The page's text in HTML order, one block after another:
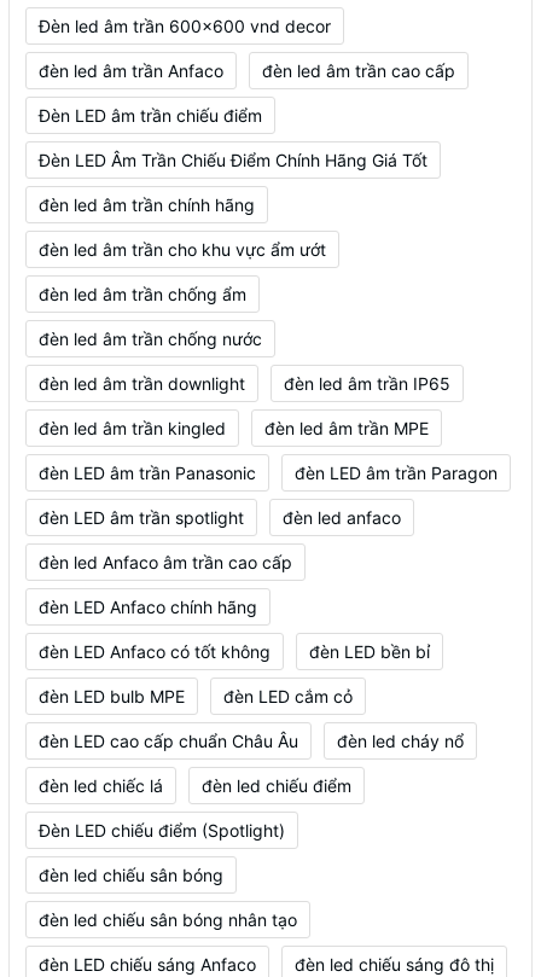
Đèn led âm trần 600x600 vnd decor
đèn led âm trần Anfaco đèn led âm trần cao cấp
Đèn LED âm trần chiếu điểm
Đèn LED Âm Trần Chiếu Điểm Chính Hãng Giá Tốt
đèn led âm trần chính hãng
đèn led âm trần cho khu vực ẩm ướt
đèn led âm trần chống ẩm
đèn led âm trần chống nước
đèn led âm trần downlight đèn led âm trần IP65
đèn led âm trần kingled đèn led âm trần MPE
đèn LED âm trần Panasonic đèn LED âm trần Paragon
đèn LED âm trần spotlight đèn led anfaco
đèn led Anfaco âm trần cao cấp
đèn LED Anfaco chính hãng
đèn LED Anfaco có tốt không đèn LED bền bỉ
đèn LED bulb MPE đèn LED cắm cỏ
đèn LED cao cấp chuẩn Châu Âu đèn led cháy nổ
đèn led chiếc lá đèn led chiếu điểm
Đèn LED chiếu điểm (Spotlight)
đèn led chiếu sân bóng
đèn led chiếu sân bóng nhân tạo
đèn LED chiếu sáng Anfaco đèn led chiếu sáng đô thị